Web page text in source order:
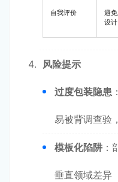
自我评价
避
设
风险提示
过度包装隐患
易被背调查验
模板化陷阱 ：
垂直领域差异